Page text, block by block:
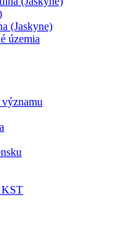
(Jaskyne)
územia
KST